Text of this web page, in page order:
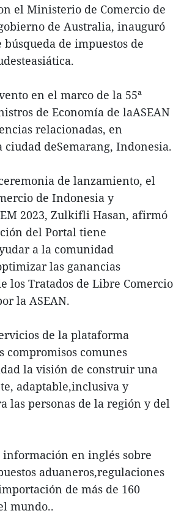
el Ministerio de Comercio de
de Australia, inauguró
de impuestos de
en el marco de la 55ª
de Economía de laASEAN
relacionadas, en
ciudad deSemarang, Indonesia.
de lanzamiento, el
de Indonesia y
2023, Zulkifli Hasan, afirmó
del Portal tiene
a la comunidad
las ganancias
los Tratados de Libre Comercio
la ASEAN.
de la plataforma
compromisos comunes
la visión de construir una
adaptable,inclusiva y
las personas de la región y del
en inglés sobre
aduaneros,regulaciones
de más de 160
mundo..